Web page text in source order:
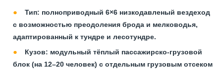
Тип: полноприводный 6×6 низкодавленый вездеход
с возможностью преодоления брода и мелководья,
адаптированный к тундре и лесотундре.
Кузов: модульный тёплый пассажирско-грузовой
блок (на 12–20 человек) с отдельным грузовым отсеком